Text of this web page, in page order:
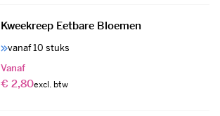
Kweekreep Eetbare Bloemen
vanaf 10 stuks
Vanaf
€ 2,80